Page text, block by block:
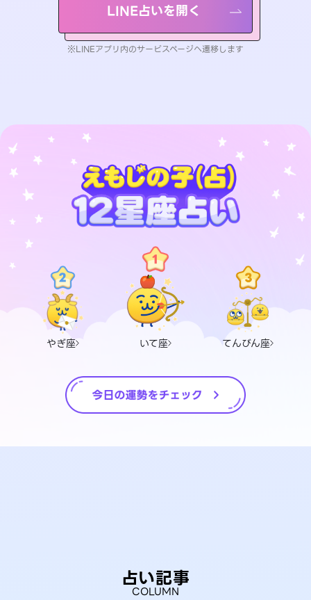
LINE占いを開く
※LINEアプリ内のサービスページへ遷移します
やぎ座 いて座 てんびん座
占い記事
COLUMN